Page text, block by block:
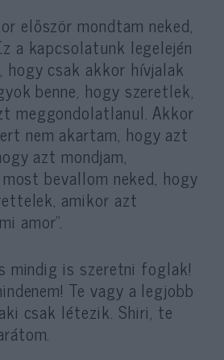
először mondtam neked,
a kapcsolatunk legelején
hogy csak akkor hívjalak
benne, hogy szeretlek,
meggondolatlanul. Akkor
nem akartam, hogy azt
azt mondjam,
most bevallom neked, hogy
amikor azt
amor”.
mindig is szeretni foglak!
Te vagy a legjobb
csak létezik. Shiri, te